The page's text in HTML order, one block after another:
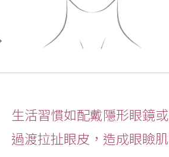
生活習慣如配戴隱形眼鏡
過渡拉扯眼皮，造成眼瞼